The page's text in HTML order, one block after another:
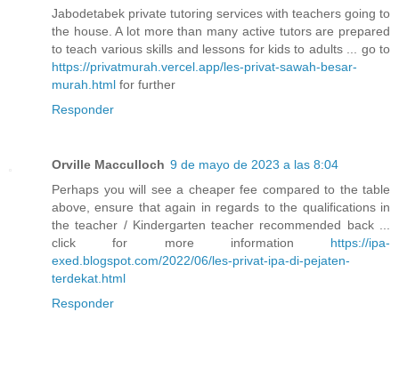
Jabodetabek private tutoring services with teachers going to
the house. A lot more than many active tutors are prepared
to teach various skills and lessons for kids to adults ... go to
https://privatmurah.vercel.app/les-privat-sawah-besar-
murah.html for further
Responder
Orville Macculloch 9 de mayo de 2023 a las 8:04
Perhaps you will see a cheaper fee compared to the table
above, ensure that again in regards to the qualifications in
the teacher / Kindergarten teacher recommended back ...
click for more information https://ipa-
exed.blogspot.com/2022/06/les-privat-ipa-di-pejaten-
terdekat.html
Responder